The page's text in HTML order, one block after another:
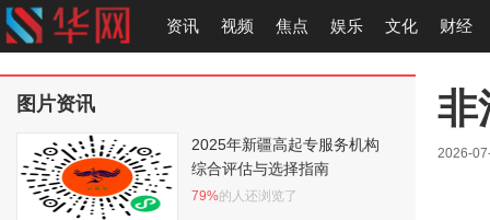
资讯 视频 焦点 娱乐 文化 财经
非
2026-
图片资讯
2025年新疆高起专服务机构
综合评估与选择指南
79%的人还浏览了